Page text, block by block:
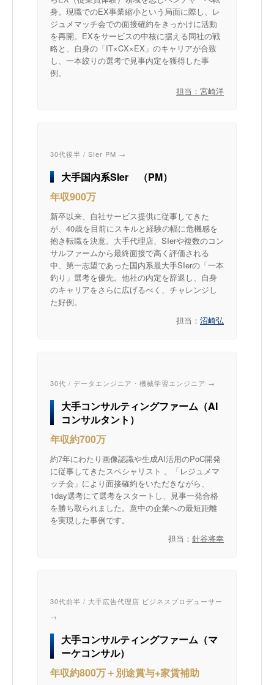
身。現職でのEX事業縮小という局面に際し、レ
ジュメマッチ会での面接確約をきっかけに活動
を再開。EXをサービスの中核に据える同社の戦
略と、自身の「IT×CX×EX」のキャリアが合致
し、一本絞りの選考で見事内定を獲得した事
例。
担当：宮崎洋
30代後半 / SIer PM →
大手国内系SIer （PM）
年収900万
新卒以来、自社サービス提供に従事してきた
が、40歳を目前にスキルと経験の幅に危機感を
抱き転職を決意。大手代理店、SIerや複数のコン
サルファームから最終面接で高く評価される
中、第一志望であった国内系最大手SIerの「一本
釣り」選考を優先。他社の内定を辞退し、自身
のキャリアをさらに広げるべく、チャレンジし
た好例。
担当： 沼崎弘
30代 / データエンジニア・機械学習エンジニア →
大手コンサルティングファーム（AI
コンサルタント）
年収約700万
約7年にわたり画像認識や生成AI活用のPoC開発
に従事してきたスペシャリスト 。「レジュメマ
ッチ会」により面接確約をいただきながら、
1day選考にて選考をスタートし、見事一発合格
を勝ち取られました。意中の企業への最短距離
を実現した事例です。
担当： 針谷将幸
30代前半 / 大手広告代理店 ビジネスプロデューサー
→
大手コンサルティングファーム（マ
ーケコンサル）
年収約800万＋別途賞与+家賃補助